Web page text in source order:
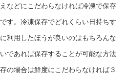
などにこだわらなければ冷凍で保存
す。冷凍保存でどれくらい日持ちす
利用したほうが良いのはもちろんな
であれば保存することが可能な方法
の場合は鮮度にこだわらなければ３